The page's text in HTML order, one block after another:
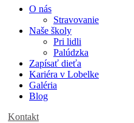
O nás
Stravovanie
Naše školy
Pri lidli
Palúdzka
Zapísať dieťa
Kariéra v Lobelke
Galéria
Blog
Kontakt